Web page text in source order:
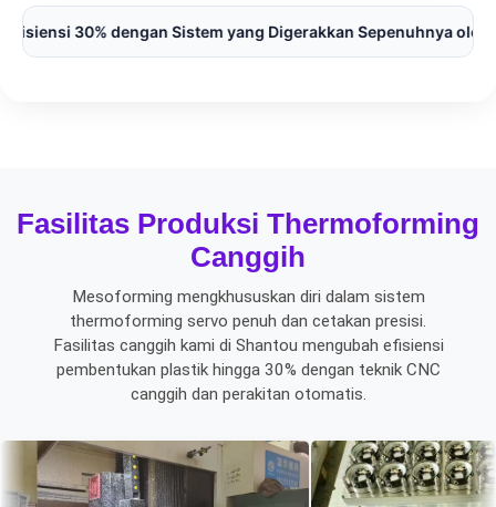
yang Digerakkan Sepenuhnya oleh Servo 🌍
Fasilitas Produksi Thermoforming
Canggih
Mesoforming mengkhususkan diri dalam sistem
thermoforming servo penuh dan cetakan presisi.
Fasilitas canggih kami di Shantou mengubah efisiensi
pembentukan plastik hingga 30% dengan teknik CNC
canggih dan perakitan otomatis.